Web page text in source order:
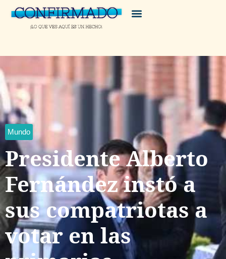
Mundo
Presidente Alberto
Fernández instó a
sus compatriotas a
votar en las